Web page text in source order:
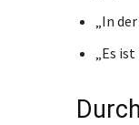
„In
„Es